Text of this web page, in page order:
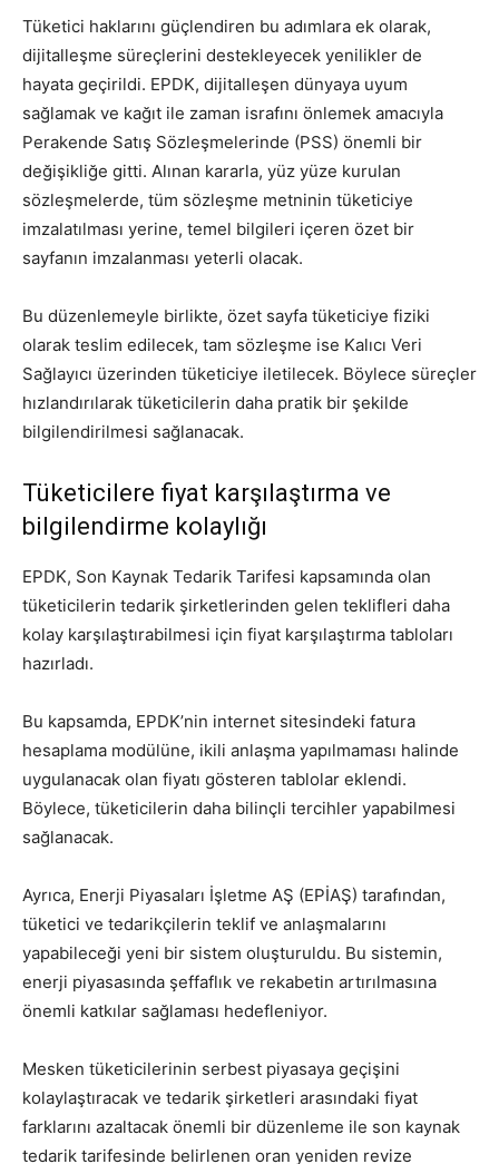
Tüketici haklarını güçlendiren bu adımlara ek olarak,
dijitalleşme süreçlerini destekleyecek yenilikler de
hayata geçirildi. EPDK, dijitalleşen dünyaya uyum
sağlamak ve kağıt ile zaman israfını önlemek amacıyla
Perakende Satış Sözleşmelerinde (PSS) önemli bir
değişikliğe gitti. Alınan kararla, yüz yüze kurulan
sözleşmelerde, tüm sözleşme metninin tüketiciye
imzalatılması yerine, temel bilgileri içeren özet bir
sayfanın imzalanması yeterli olacak.
Bu düzenlemeyle birlikte, özet sayfa tüketiciye fiziki
olarak teslim edilecek, tam sözleşme ise Kalıcı Veri
Sağlayıcı üzerinden tüketiciye iletilecek. Böylece süreçler
hızlandırılarak tüketicilerin daha pratik bir şekilde
bilgilendirilmesi sağlanacak.
Tüketicilere fiyat karşılaştırma ve
bilgilendirme kolaylığı
EPDK, Son Kaynak Tedarik Tarifesi kapsamında olan
tüketicilerin tedarik şirketlerinden gelen teklifleri daha
kolay karşılaştırabilmesi için fiyat karşılaştırma tabloları
hazırladı.
Bu kapsamda, EPDK’nin internet sitesindeki fatura
hesaplama modülüne, ikili anlaşma yapılmaması halinde
uygulanacak olan fiyatı gösteren tablolar eklendi.
Böylece, tüketicilerin daha bilinçli tercihler yapabilmesi
sağlanacak.
Ayrıca, Enerji Piyasaları İşletme AŞ (EPİAŞ) tarafından,
tüketici ve tedarikçilerin teklif ve anlaşmalarını
yapabileceği yeni bir sistem oluşturuldu. Bu sistemin,
enerji piyasasında şeffaflık ve rekabetin artırılmasına
önemli katkılar sağlaması hedefleniyor.
Mesken tüketicilerinin serbest piyasaya geçişini
kolaylaştıracak ve tedarik şirketleri arasındaki fiyat
farklarını azaltacak önemli bir düzenleme ile son kaynak
tedarik tarifesinde belirlenen oran yeniden revize